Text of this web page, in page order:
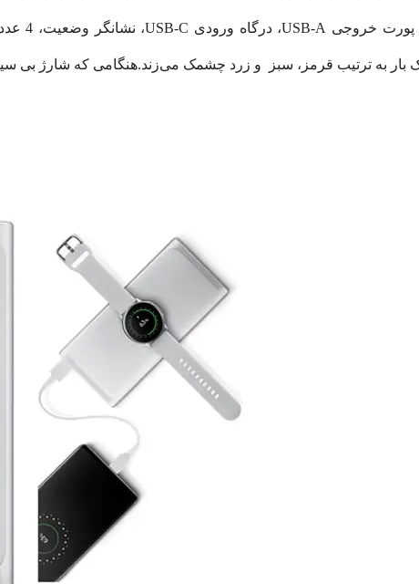
بار به ترتیب قرمز، سبز و زرد چشمک می‌زند.هنگامی که شارژ